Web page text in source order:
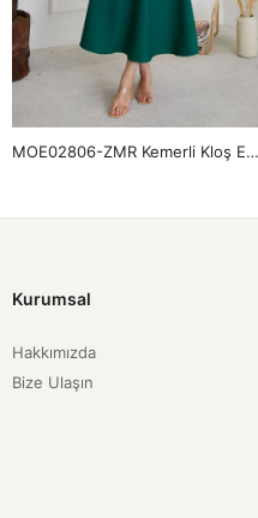
MOE02806-ZMR Kemerli Kloş Etek-Zümrüt Yeşili
Kurumsal
Hakkımızda
Bize Ulaşın